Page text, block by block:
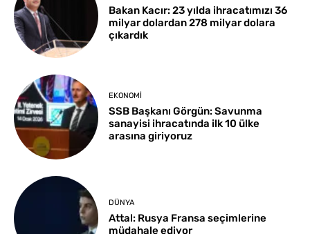
Bakan Kacır: 23 yılda ihracatımızı 36
milyar dolardan 278 milyar dolara
çıkardık
EKONOMI
SSB Başkanı Görgün: Savunma
sanayisi ihracatında ilk 10 ülke
arasına giriyoruz
DÜNYA
Attal: Rusya Fransa seçimlerine
müdahale ediyor